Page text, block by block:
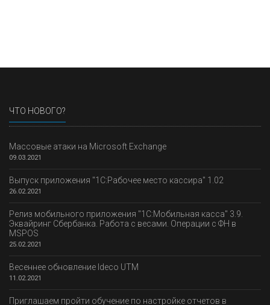
ЧТО НОВОГО?
Массовые атаки на Microsoft Exchange
09.03.2021
Выпуск приложения "1С:Рабочее место кассира" 1.02
26.02.2021
Релиз мобильного приложения "1С:Мобильная касса" 3.9.
Эквайринг Сбербанка. Работа с весами. Операции с ФН в
MSPOS
25.02.2021
Весеннее обновление Ideco UTM
11.02.2021
Приглашаем пройти обучение по настройке отчетов в